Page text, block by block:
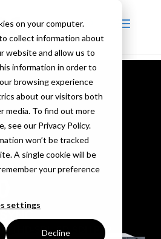
on your computer.
collect information about
website and allow us to
information in order to
browsing experience
about our visitors both
media. To find out more
see our Privacy Policy.
won’t be tracked
A single cookie will be
your preference
settings
Decline
| HD-SDI | SD-SDI | PTP